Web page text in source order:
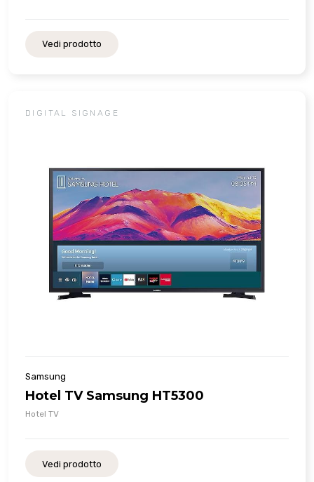
Vedi prodotto
DIGITAL SIGNAGE
Samsung
Hotel TV Samsung HT5300
Hotel TV
Vedi prodotto